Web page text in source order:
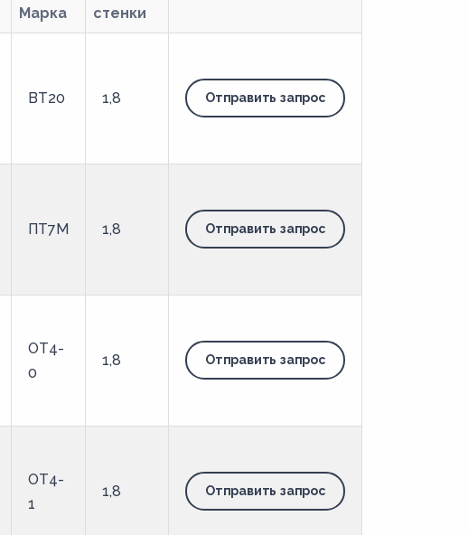
Марка
стенки
ВТ20 1,8 Отправить запрос
ПТ7М 1,8 Отправить запрос
ОТ4-
0
1,8 Отправить запрос
ОТ4-
1
1,8 Отправить запрос